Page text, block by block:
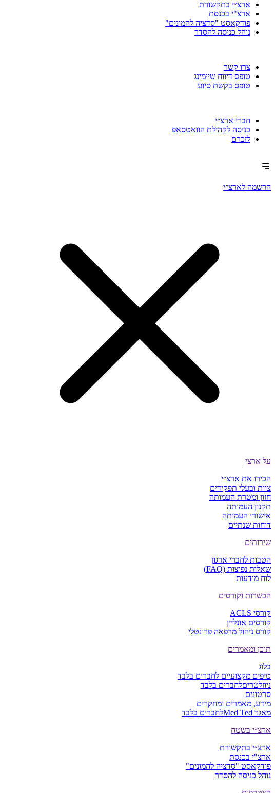
ארצ״י בתקשורת
ארצ"י בכנסת
פודקאסט "סדציה להמונים"
נוהל כניסה להסדר
צרו קשר
טופס דיווח שיימינג
טופס בקשת סיוע
חברי ארצ״י
כניסה לקהילת הוואטסאפ
לזכרם
הרשמה לארצ״י
על ארצי
הכירו את ארצ״י
צוות ובעלי תפקידים
חזון ומטרת העמותה
תקנון העמותה
אישורי העמותה
דוחות שנתיים
שירותים
הטבות לחברי ארגון
שאלות נפוצות (FAQ)
לוח מודעות
הכשרות וקורסים
קורסי ACLS
קורסים אונליין
קורס ניהול מרפאה פרונטלי
תוכן ומאמרים
בלוג
טיפים מקצועיים לחברים בלבד
ניוזלטריםלחברים בלבד
סרטונים
מידע, מאמרים ומחקרים
מאגר Med Ted
לחברים בלבד
ארצ״י בשטח
ארצ״י בתקשורת
ארצ"י בכנסת
פודקאסט "סדציה להמונים"
נוהל כניסה להסדר